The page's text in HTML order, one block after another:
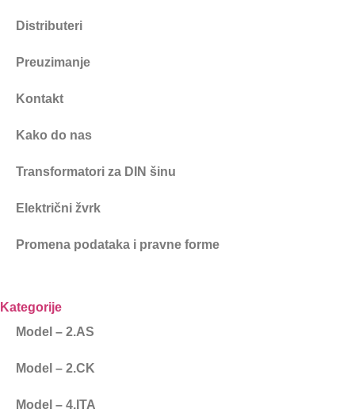
Distributeri
Preuzimanje
Kontakt
Kako do nas
Transformatori za DIN šinu
Električni žvrk
Promena podataka i pravne forme
Kategorije
Model – 2.AS
Model – 2.CK
Model – 4.ITA